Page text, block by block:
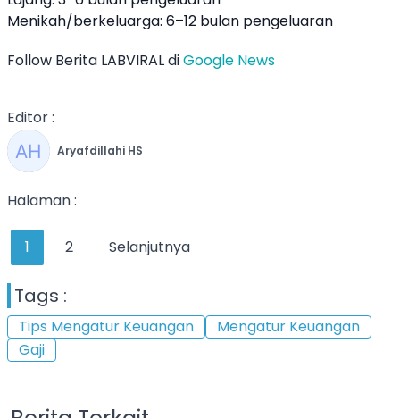
Menikah/berkeluarga: 6–12 bulan pengeluaran
Follow Berita LABVIRAL diGoogle News
Editor :
Aryafdillahi HS
Halaman :
1 2 Selanjutnya
Tags :
Tips Mengatur Keuangan
Mengatur Keuangan
Gaji